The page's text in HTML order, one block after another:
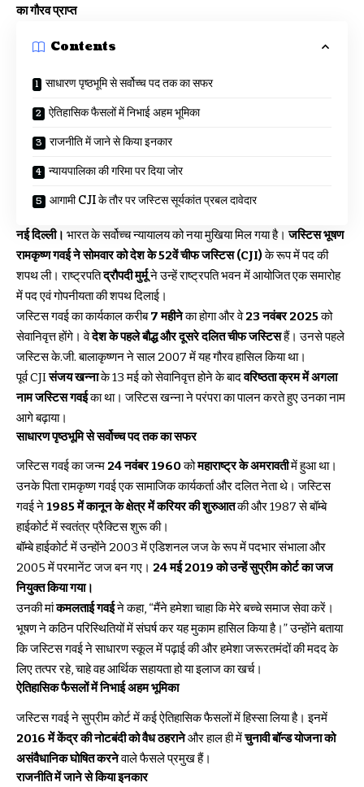
का गौरव प्राप्त
Contents
साधारण पृष्ठभूमि से सर्वोच्च पद तक का सफर
ऐतिहासिक फैसलों में निभाई अहम भूमिका
राजनीति में जाने से किया इनकार
न्यायपालिका की गरिमा पर दिया जोर
आगामी CJI के तौर पर जस्टिस सूर्यकांत प्रबल दावेदार
नई दिल्ली। भारत के सर्वोच्च न्यायालय को नया मुखिया मिल गया है।जस्टिस भूषण
रामकृष्ण गवई ने सोमवार को देश के 52वें चीफ जस्टिस (CJI)के रूप में पद की
शपथ ली। राष्ट्रपतिद्रौपदी मुर्मूने उन्हें राष्ट्रपति भवन में आयोजित एक समारोह
में पद एवं गोपनीयता की शपथ दिलाई।
जस्टिस गवई का कार्यकाल करीब7 महीनेका होगा और वे23 नवंबर 2025को
सेवानिवृत्त होंगे। वेदेश के पहले बौद्ध और दूसरे दलित चीफ जस्टिसहैं। उनसे पहले
जस्टिस के.जी. बालाकृष्णन ने साल 2007 में यह गौरव हासिल किया था।
पूर्व CJIसंजय खन्नाके 13 मई को सेवानिवृत्त होने के बादवरिष्ठता क्रम में अगला
नाम जस्टिस गवईका था। जस्टिस खन्ना ने परंपरा का पालन करते हुए उनका नाम
आगे बढ़ाया।
साधारण पृष्ठभूमि से सर्वोच्च पद तक का सफर
जस्टिस गवई का जन्म 24 नवंबर 1960कोमहाराष्ट्र के अमरावतीमें हुआ था।
उनके पिता रामकृष्ण गवई एक सामाजिक कार्यकर्ता और दलित नेता थे। जस्टिस
गवई ने1985 में कानून के क्षेत्र में करियर की शुरुआतकी और 1987 से बॉम्बे
हाईकोर्ट में स्वतंत्र प्रैक्टिस शुरू की।
बॉम्बे हाईकोर्ट में उन्होंने 2003 में एडिशनल जज के रूप में पदभार संभाला और
2005 में परमानेंट जज बन गए। 24 मई 2019 को उन्हें सुप्रीम कोर्ट का जज
नियुक्त किया गया।
उनकी मांकमलताई गवईने कहा, “मैंने हमेशा चाहा कि मेरे बच्चे समाज सेवा करें।
भूषण ने कठिन परिस्थितियों में संघर्ष कर यह मुकाम हासिल किया है।” उन्होंने बताया
कि जस्टिस गवई ने साधारण स्कूल में पढ़ाई की और हमेशा जरूरतमंदों की मदद के
लिए तत्पर रहे, चाहे वह आर्थिक सहायता हो या इलाज का खर्च।
ऐतिहासिक फैसलों में निभाई अहम भूमिका
जस्टिस गवई ने सुप्रीम कोर्ट में कई ऐतिहासिक फैसलों में हिस्सा लिया है। इनमें
2016 में केंद्र की नोटबंदी को वैध ठहरानेऔर हाल ही मेंचुनावी बॉन्ड योजना को
असंवैधानिक घोषित करनेवाले फैसले प्रमुख हैं।
राजनीति में जाने से किया इनकार